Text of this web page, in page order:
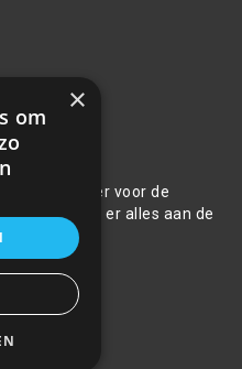
uw partner voor de
Wij doen er alles aan de
×
om